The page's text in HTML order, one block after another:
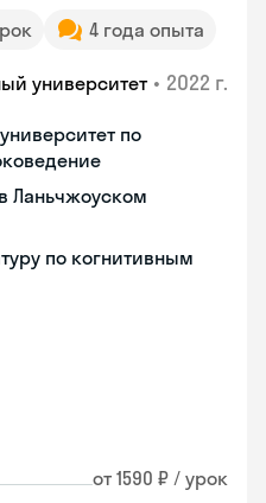
4 года опыта
университет • 2022 г.
по
Ланьчжоуском
по когнитивным
от 1590 ₽ / урок